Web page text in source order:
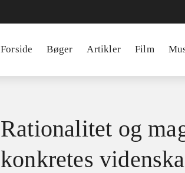
Forside Bøger Artikler Film
Rationalitet og
konkretes